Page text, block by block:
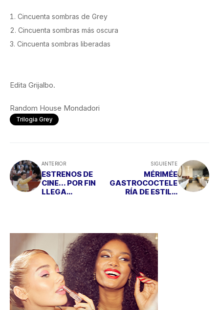
Cincuenta sombras de Grey
Cincuenta sombras más oscura
Cincuenta sombras liberadas
Edita Grijalbo.
Random House Mondadori
Trilogia Grey
ANTERIOR
ESTRENOS DE
CINE... POR FIN
LLEGA
SIGUIENTE
MÉRIMÉE
GASTROCOCTELE
RÍA DE ESTILO